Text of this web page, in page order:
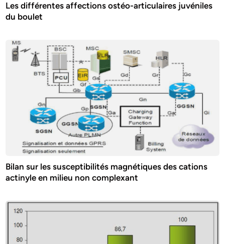
Les différentes affections ostéo-articulaires juvéniles
du boulet
Bilan sur les susceptibilités magnétiques des cations
actinyle en milieu non complexant